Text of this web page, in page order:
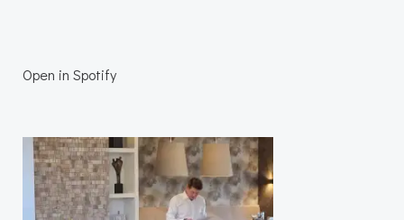
Open in Spotify